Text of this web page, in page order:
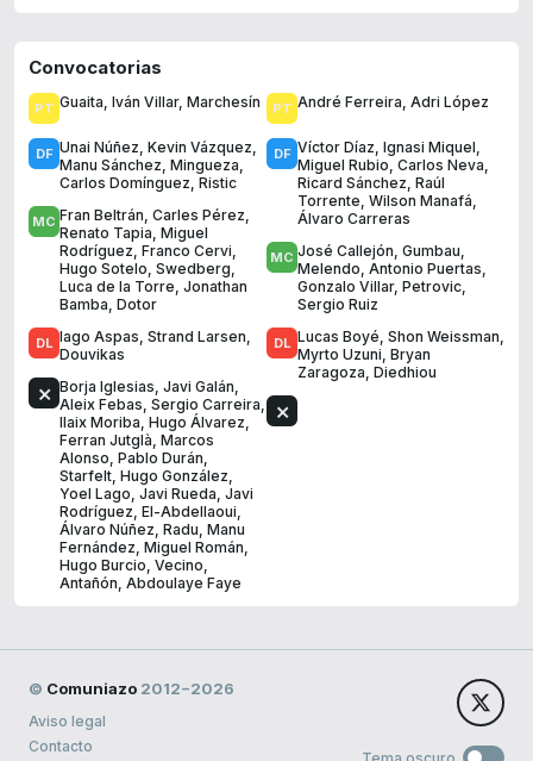
Convocatorias
Guaita, Iván Villar, Marchesín
Unai Núñez, Kevin Vázquez,
Manu Sánchez, Mingueza,
Carlos Domínguez, Ristic
Fran Beltrán, Carles Pérez,
Renato Tapia, Miguel
Rodríguez, Franco Cervi,
Hugo Sotelo, Swedberg,
Luca de la Torre, Jonathan
Bamba, Dotor
Iago Aspas, Strand Larsen,
Douvikas
Borja Iglesias, Javi Galán,
Aleix Febas, Sergio Carreira,
Ilaix Moriba, Hugo Álvarez,
Ferran Jutglà, Marcos
Alonso, Pablo Durán,
Starfelt, Hugo González,
Yoel Lago, Javi Rueda, Javi
Rodríguez, El-Abdellaoui,
Álvaro Núñez, Radu, Manu
Fernández, Miguel Román,
Hugo Burcio, Vecino,
Antañón, Abdoulaye Faye
André Ferreira, Adri López
Víctor Díaz, Ignasi Miquel,
Miguel Rubio, Carlos Neva,
Ricard Sánchez, Raúl
Torrente, Wilson Manafá,
Álvaro Carreras
José Callejón, Gumbau,
Melendo, Antonio Puertas,
Gonzalo Villar, Petrovic,
Sergio Ruiz
Lucas Boyé, Shon Weissman,
Myrto Uzuni, Bryan
Zaragoza, Diedhiou
© Comuniazo 2012−2026
Aviso legal
Contacto
Tema oscuro